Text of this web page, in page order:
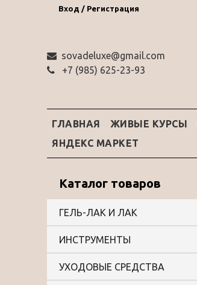
Вход / Регистрация
sovadeluxe@gmail.com
‭+7 (985) 625-23-93‬
ГЛАВНАЯ ЖИВЫЕ КУРСЫ
ЯНДЕКС МАРКЕТ
Каталог товаров
ГЕЛЬ-ЛАК И ЛАК
ИНСТРУМЕНТЫ
УХОДОВЫЕ СРЕДСТВА